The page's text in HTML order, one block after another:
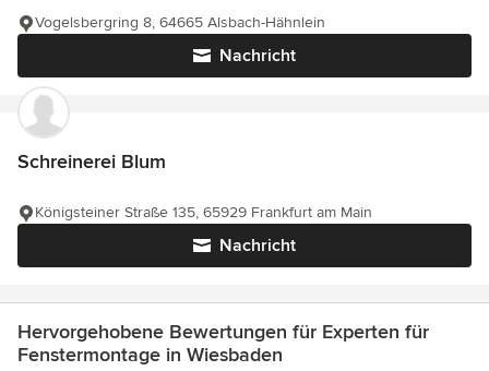
Nachricht
Vogelsbergring 8, 64665 Alsbach-Hähnlein
Schreinerei Blum
Nachricht
Königsteiner Straße 135, 65929 Frankfurt am Main
Hervorgehobene Bewertungen für Experten für
Fenstermontage in Wiesbaden